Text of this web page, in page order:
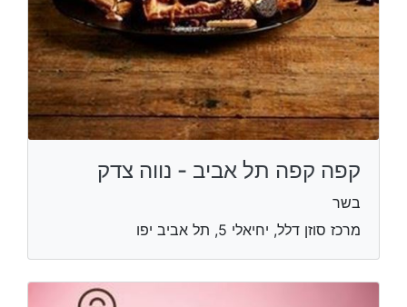
קפה קפה תל אביב - נווה צדק
בשר
מרכז סוזן דלל, יחיאלי 5, תל אביב יפו